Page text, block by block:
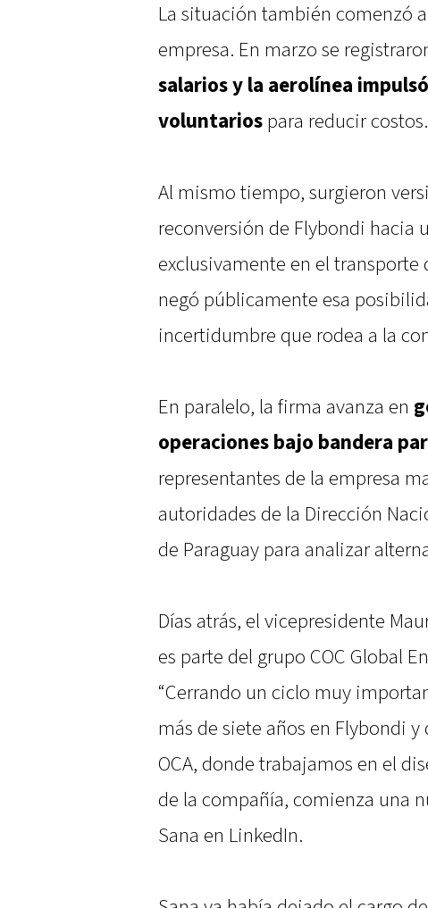
La situación también comenzó
empresa. En marzo se
salarios y la aerolínea
voluntarios para reducir costos.
Al mismo tiempo, surgieron
reconversión de Flybondi hacia
exclusivamente en el transporte
negó públicamente esa
incertidumbre que rodea a la
En paralelo, la firma avanza en
operaciones bajo bandera
representantes de la empresa
autoridades de la Dirección
de Paraguay para analizar
Días atrás, el vicepresidente
es parte del grupo COC Global
“Cerrando un ciclo muy
más de siete años en Flybondi
OCA, donde trabajamos en el
de la compañía, comienza una
Sana en LinkedIn.